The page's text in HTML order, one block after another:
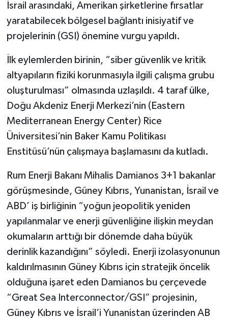
İsrail arasındaki, Amerikan şirketlerine fırsatlar
yaratabilecek bölgesel bağlantı inisiyatif ve
projelerinin (GSI) önemine vurgu yapıldı.
İlk eylemlerden birinin, “siber güvenlik ve kritik
altyapıların fiziki korunmasıyla ilgili çalışma grubu
oluşturulması” olmasında uzlaşıldı. 4 taraf ülke,
Doğu Akdeniz Enerji Merkezi’nin (Eastern
Mediterranean Energy Center) Rice
Üniversitesi’nin Baker Kamu Politikası
Enstitüsü’nün çalışmaya başlamasını da kutladı.
Rum Enerji Bakanı Mihalis Damianos 3+1 bakanlar
görüşmesinde, Güney Kıbrıs, Yunanistan, İsrail ve
ABD’ iş birliğinin “yoğun jeopolitik yeniden
yapılanmalar ve enerji güvenliğine ilişkin meydan
okumaların arttığı bir dönemde daha büyük
derinlik kazandığını” söyledi. Enerji izolasyonunun
kaldırılmasının Güney Kıbrıs için stratejik öncelik
olduğuna işaret eden Damianos bu çerçevede
“Great Sea Interconnector/GSI” projesinin,
Güney Kıbrıs ve İsrail’i Yunanistan üzerinden AB